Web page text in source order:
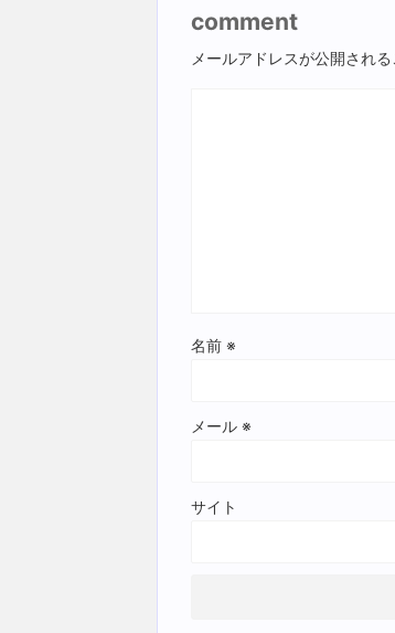
comment
メールアドレスが公開される
名前 ※
メール ※
サイト